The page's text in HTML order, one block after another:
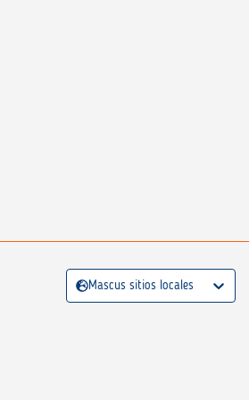
Mascus sitios locales